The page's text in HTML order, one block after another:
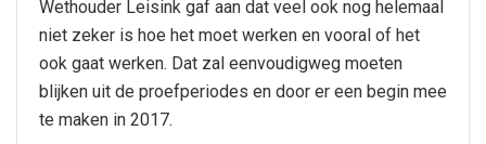
Wethouder Leisink gaf aan dat veel ook nog helemaal
niet zeker is hoe het moet werken en vooral of het
ook gaat werken. Dat zal eenvoudigweg moeten
blijken uit de proefperiodes en door er een begin mee
te maken in 2017.